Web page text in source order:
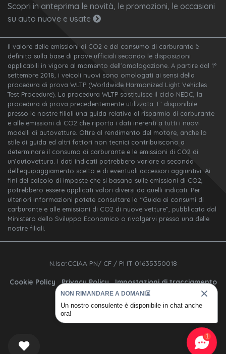
Scopri in anteprima le novità, le promozioni, le occasioni
su auto nuove e usate
Il valore delle emissioni di CO2 e del consumo di carburante è
definito sulla base di prove ufficiali secondo le disposizioni
applicabili in vigore al momento dell'omologazione. A partire dal 1°
settembre 2018, i veicoli nuovi sono omologati ai sensi della
procedura di prova WLTP (Worldwide Harmonized Light Vehicles
Test Procedure). La procedura WLTP sostituisce il ciclo NEDC, la
procedura di prova precedentemente utilizzata. E’ disponibile
presso le nostre filiali una guida relativa al risparmio di carburante
e alle emissioni di CO2 che riporta i dati inerenti a tutti i nuovi
modelli di autovetture. Oltre al rendimento del motore, anche lo
stile di guida ed altri fattori non tecnici contribuiscono a
determinare il consumo di carburante e le emissioni di CO2 di
un’autovettura. I dati indicati potrebbero variare a seconda
dell’equipaggiamento scelto e di eventuali accessori aggiuntivi. Ai
fini del calcolo di imposte che si basano sulle emissioni di CO2,
potrebbero essere applicati valori diversi da quelli indicati. Per
ulteriori informazioni potete consultare la “Guida ai consumi di
carburante e alle emissioni di CO2 di nuove vetture”, pubblicata dal
Ministero dello Sviluppo Economico o rivolgervi presso una delle
nostre filiali.
N.Iscr.CCIAA PN/ CF / PI IT 01635350018
Cookie Policy Privacy Policy Impostazioni di tracciamento
1
NON RIMANDARE A DOMANI⏳
Un nostro consulente è disponibile in chat anche
ora!